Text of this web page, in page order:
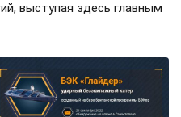
выступая здесь главным